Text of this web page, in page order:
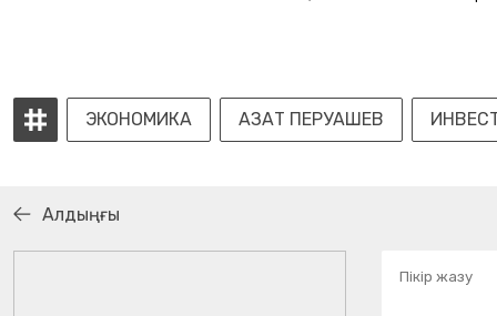
ЭКОНОМИКА АЗАТ ПЕРУАШЕВ
Алдыңғы